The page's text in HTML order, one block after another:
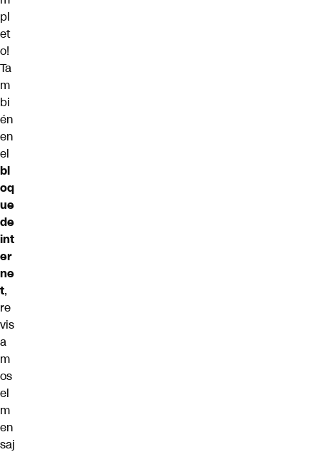
pl
et
o!
Ta
m
bi
én
en
el
bl
oq
ue
de
int
er
ne
t,
re
vis
a
m
os
el
m
en
saj